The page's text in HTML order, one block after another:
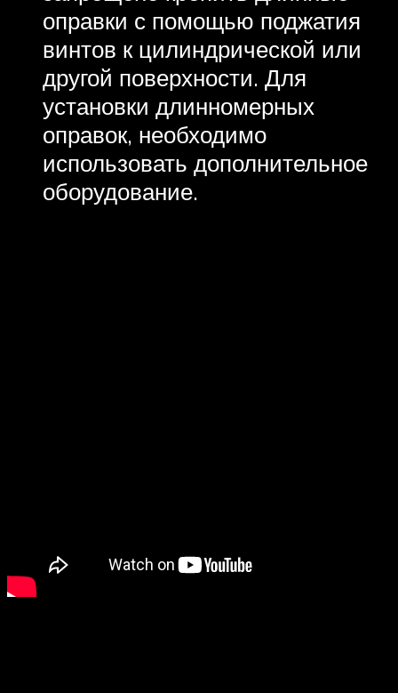
оправки с помощью поджатия
винтов к цилиндрической или
другой поверхности. Для
установки длинномерных
оправок, необходимо
использовать дополнительное
оборудование.